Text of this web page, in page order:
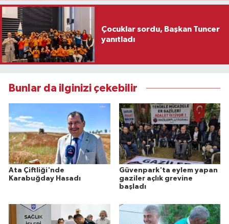
Çocuklar sordu, Başkan Tuncer
yanıtladı
Bunlar da ilginizi çekebilir
Ata Çiftliği'nde
Karabuğday Hasadı
Güvenpark'ta eylem yapan
gaziler açlık grevine
başladı